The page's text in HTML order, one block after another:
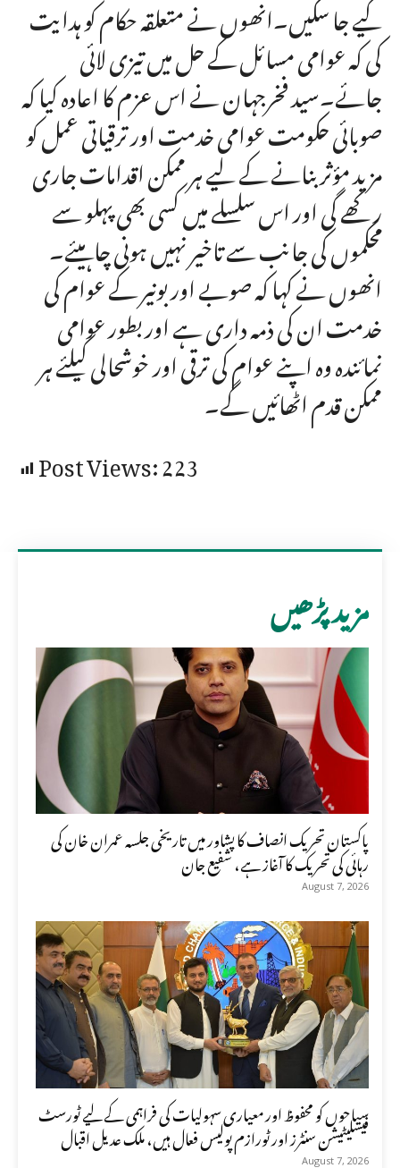
کیے جا سکیں۔انھوں نے متعلقہ حکام کو ہدایت
کی کہ عوامی مسائل کے حل میں تیزی لائی
جائے۔سید فخرجہان نے اس عزم کا اعادہ کیا کہ
صوبائی حکومت عوامی خدمت اور ترقیاتی عمل کو
مزید مؤثر بنانے کے لیے ہر ممکن اقدامات جاری
رکھے گی اور اس سلسلے میں کسی بھی پہلو سے
محکموں کی جانب سے تاخیر نہیں ہونی چاہیئے۔
انھوں نے کہا کہ صوبے اور بونیر کے عوام کی
خدمت ان کی ذمہ داری ہے اور بطور عوامی
نمائندہ وہ اپنے عوام کی ترقی اور خوشحالی کیلئے ہر
ممکن قدم اٹھائیں گے۔
Post Views:223
مزید پڑھیں
پاکستان تحریک انصاف کا پشاور میں تاریخی جلسہ عمران خان کی
رہائی کی تحریک کا آغاز ہے، شفیع جان
August 7, 2026
سیاحوں کو محفوظ اور معیاری سہولیات کی فراہمی کے لیے ٹورسٹ
فیسلیٹیشن سنٹرز اور ٹورازم پولیس فعال ہیں، ملک عدیل اقبال
August 7, 2026